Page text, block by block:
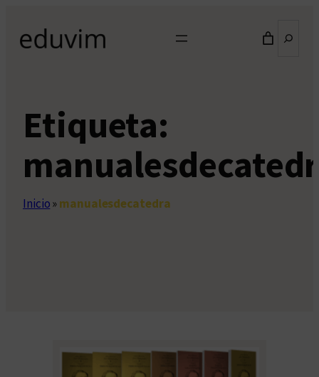
contenido
Etiqueta:
Inicio»manualesdecatedra